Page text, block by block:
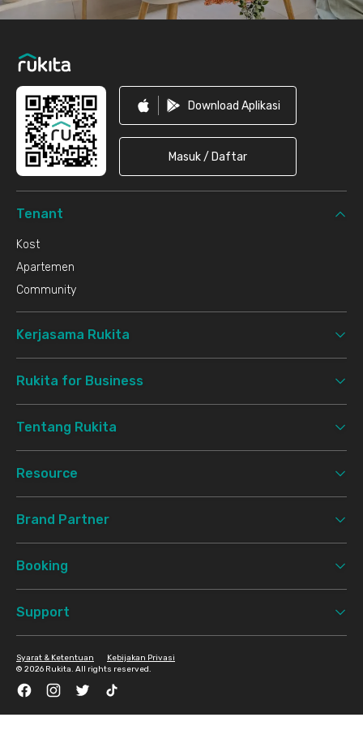
Download Aplikasi
Masuk / Daftar
Tenant
Kost
Apartemen
Community
Kerjasama Rukita
Rukita for Business
Tentang Rukita
Resource
Brand Partner
Booking
Support
© 2026 Rukita. All rights reserved.
Syarat & Ketentuan Kebijakan Privasi
FacebookInstagramTwitter TikTok